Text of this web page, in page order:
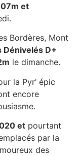
et
Bordères, Mont
Dénivelés D+
le dimanche.
la Pyr’ épic
encore
et pourtant
par la
des